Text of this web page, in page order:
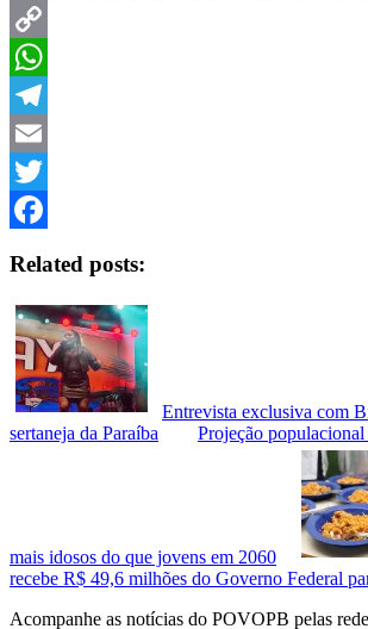
Copy
Link
WhatsApp
Telegram
Email
Twitter
Related posts:
Entrevista exclusiva com
sertaneja da Paraíba
Projeção
mais idosos do que jovens em 2060
recebe R$ 49,6 milhões do Governo Federal
Acompanhe as notícias do POVOPB pelas